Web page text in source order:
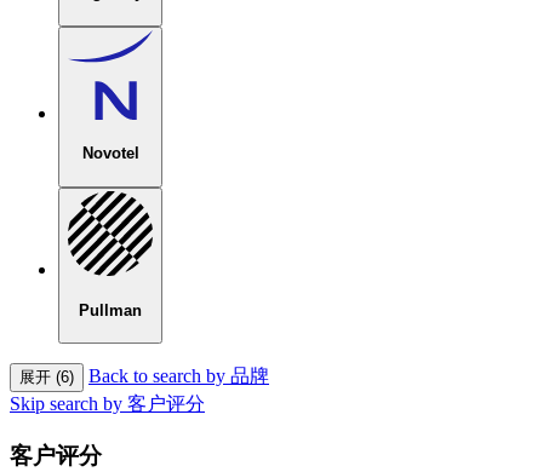
Novotel
Pullman
展开 (6)
Back to search by 品牌
Skip search by 客户评分
客户评分